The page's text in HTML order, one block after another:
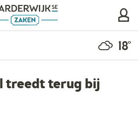
18°
treedt terug bij